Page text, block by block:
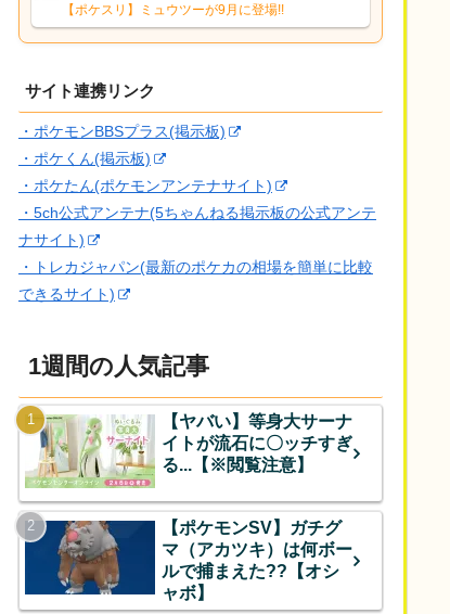
響は勉強になります。ありがとうござい
ますオイルはだいぶ強めのABBレントラ
ーいて芋の方が不安なんで1枚目にしよう
【ポケスリ】ミュウツーが9月に登場!!
サイト連携リンク
・ポケモンBBSプラス(掲示板)
・ポケくん(掲示板)
・ポケたん(ポケモンアンテナサイト)
・5ch公式アンテナ(5ちゃんねる掲示板の公式アンテ
ナサイト)
・トレカジャパン(最新のポケカの相場を簡単に比較
できるサイト)
1週間の人気記事
【ヤバい】等身大サーナ
イトが流石に〇ッチすぎ
る...【※閲覧注意】
【ポケモンSV】ガチグ
マ（アカツキ）は何ボー
ルで捕まえた??【オシ
ャボ】